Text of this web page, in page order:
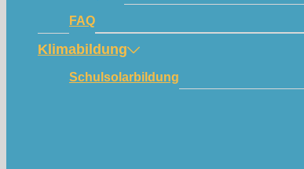
FAQ
Klimabildung
Schulsolarbildung